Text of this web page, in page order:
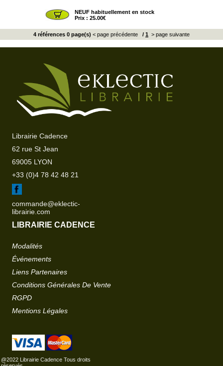
NEUF habituellement en stock
Prix : 25.00€
4 références 0 page(s) < page précédente / 1 > page suivante
Librairie Cadence
62 rue St Jean
69005 LYON
+33 (0)4 78 42 48 21
commande@eklectic-
librairie.com
LIBRAIRIE CADENCE
Modalités
Événements
Liens Partenaires
Conditions Générales De Vente
RGPD
Mentions Légales
@2022 Librairie Cadence Tous droits